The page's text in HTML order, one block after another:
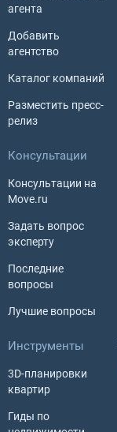
агента
Добавить
агентство
Каталог компаний
Разместить пресс-
релиз
Консультации
Консультации на
Move.ru
Задать вопрос
эксперту
Последние
вопросы
Лучшие вопросы
Инструменты
3D-планировки
квартир
Гиды по